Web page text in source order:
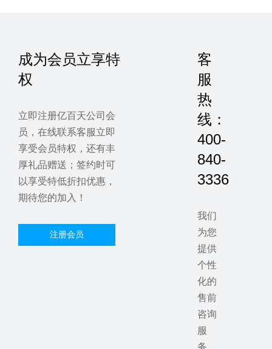
成为会员立享特
权
立即注册亿百天公司会
员，在线联系客服立即
享受会员特权，还有丰
厚礼品赠送；签约时可
以享受特低折扣优惠，
期待您的加入！
注册会员
客
服
热
线：
400-
840-
3336
我们
为您
提供
个性
化的
售前
咨询
服